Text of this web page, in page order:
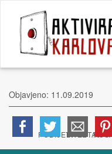
Objavjeno: 11.09.2019